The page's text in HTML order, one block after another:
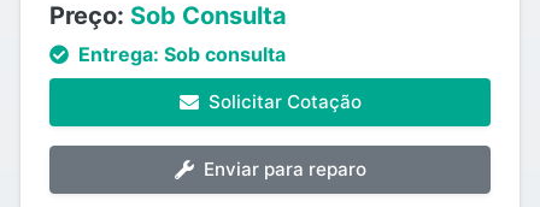
Preço: Sob Consulta
Entrega: Sob consulta
Solicitar Cotação
Enviar para reparo